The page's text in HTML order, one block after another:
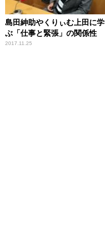
島田紳助やくりぃむ上田に学
ぶ「仕事と緊張」の関係性
2017.11.25